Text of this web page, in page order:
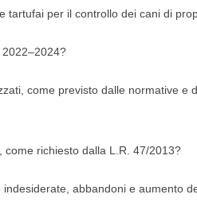
tartufai per il controllo dei cani di
come previsto dalle normative e
come richiesto dalla L.R. 47/2013?
abbandoni e aumento